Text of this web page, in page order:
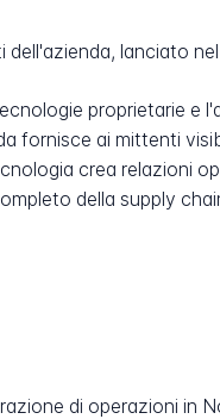
dell'azienda, lanciato
proprietarie e
fornisce ai mittenti
crea relazioni
della supply
di operazioni in